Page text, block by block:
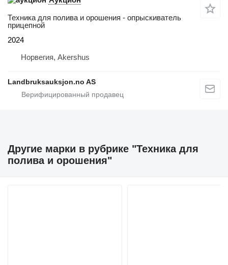
Техника для полива и орошения - опрыскиватель
прицепной
2024
Норвегия, Akershus
Landbruksauksjon.no AS
Другие марки в рубрике "Техника для
полива и орошения"